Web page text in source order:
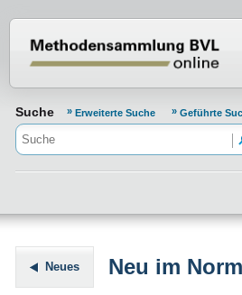
Suche Erweiterte Suche Geführte
Neues Neu im